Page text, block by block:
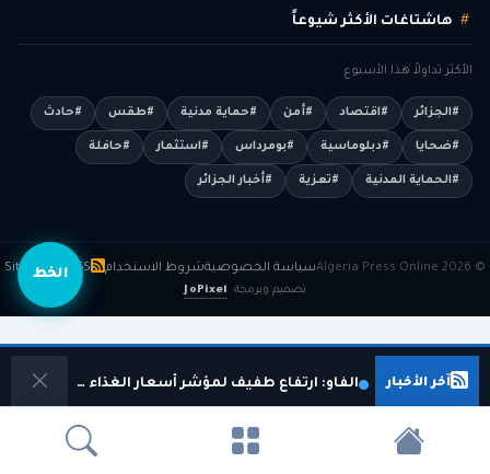
آخر الأخبار الفاو: ارتفاع طفيف لمؤشر أسعار الغذاء العالمية
الخط
هاشتاغات الأكثر شيوعاً
الأكثر تداولاً هذا الأسبوع
#الجزائر #اقتصاد #أمن #حماية مدنية #طقس #حادث
#ضحايا #دبلوماسية #بومرداس #استثمار #حافلة
#الحماية المدنية #تعزية #أخبار الجزائر
© 2026 Algeria Press Online سياسة الخصوصيةشروط الاستخدام RSS
Sitemap
تصميم وبرمجة JoPixel